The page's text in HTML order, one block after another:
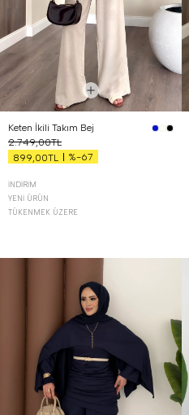
Keten İkili Takım Bej
2.749,00TL
899,00TL
%-67
İNDIRIM
YENI ÜRÜN
TÜKENMEK ÜZERE